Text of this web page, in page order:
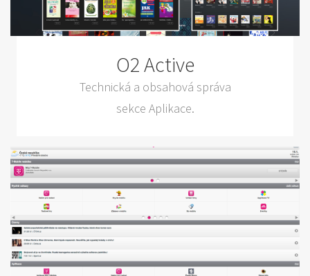
O2 Active
Technická a obsahová správa
sekce Aplikace.